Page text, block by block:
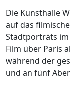
Die Kunsthalle
auf das
Stadtporträts im
Film über Paris
während der
und an fünf